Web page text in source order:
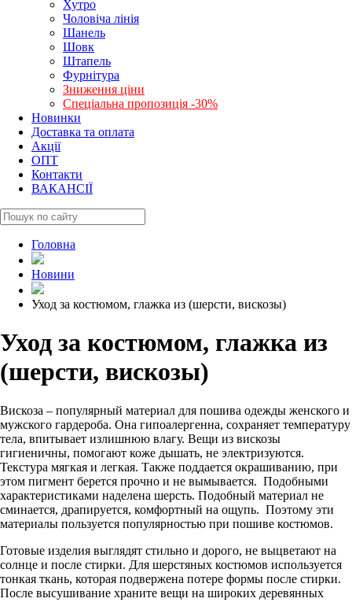
Хутро
Чоловіча лінія
Шанель
Шовк
Штапель
Фурнітура
Зниження ціни
Спеціальна пропозиція -30%
Новинки
Доставка та оплата
Акції
ОПТ
Контакти
ВАКАНСІЇ
Головна
Новини
Уход за костюмом, глажка из (шерсти, вискозы)
Уход за костюмом, глажка из
(шерсти, вискозы)
Вискоза – популярный материал для пошива одежды женского и
мужского гардероба. Она гипоалергенна, сохраняет температуру
тела, впитывает излишнюю влагу. Вещи из вискозы
гигиеничны, помогают коже дышать, не электризуются.
Текстура мягкая и легкая. Также поддается окрашиванию, при
этом пигмент берется прочно и не вымывается. Подобными
характеристиками наделена шерсть. Подобный материал не
сминается, драпируется, комфортный на ощупь. Поэтому эти
материалы пользуется популярностью при пошиве костюмов.
Готовые изделия выглядят стильно и дорого, не выцветают на
солнце и после стирки. Для шерстяных костюмов используется
тонкая ткань, которая подвержена потере формы после стирки.
После высушивание храните вещи на широких деревянных